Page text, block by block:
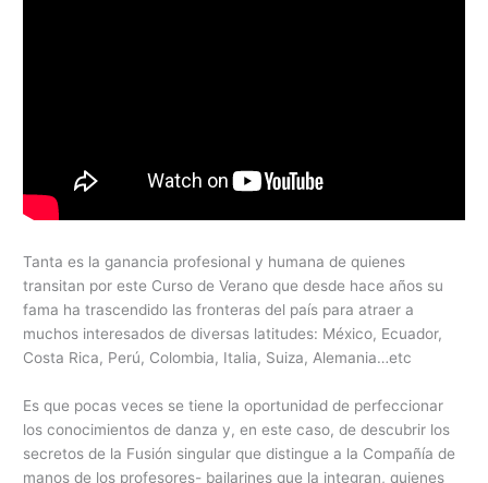
Tanta es la ganancia profesional y humana de quienes
transitan por este Curso de Verano que desde hace años su
fama ha trascendido las fronteras del país para atraer a
muchos interesados de diversas latitudes: México, Ecuador,
Costa Rica, Perú, Colombia, Italia, Suiza, Alemania…etc
Es que pocas veces se tiene la oportunidad de perfeccionar
los conocimientos de danza y, en este caso, de descubrir los
secretos de la Fusión singular que distingue a la Compañía de
manos de los profesores- bailarines que la integran, quienes